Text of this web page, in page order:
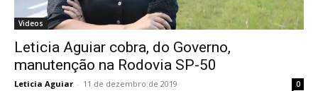
Videos
Leticia Aguiar cobra, do Governo,
manutenção na Rodovia SP-50
Leticia Aguiar - 11 de dezembro de 2019 0